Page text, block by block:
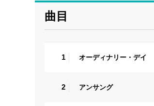
曲目
1 オーディナリー・デイ
2 アンサング